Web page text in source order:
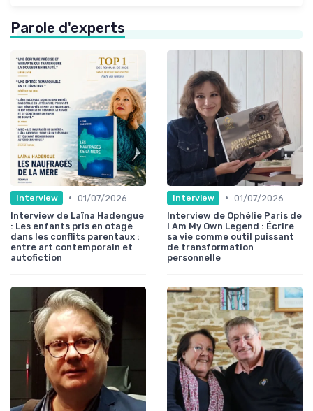
Parole d'experts
Interview • 01/07/2026
Interview de Laïna Hadengue
: Les enfants pris en otage
dans les conflits parentaux :
entre art contemporain et
autofiction
Interview • 01/07/2026
Interview de Ophélie Paris de
I Am My Own Legend : Écrire
sa vie comme outil puissant
de transformation
personnelle